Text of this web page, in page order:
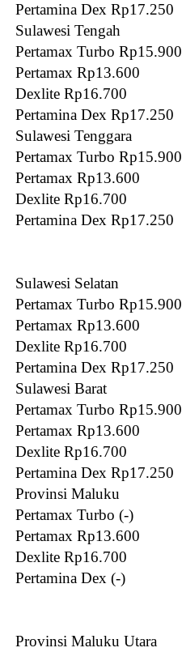
Pertamina Dex Rp17.250
Sulawesi Tengah
Pertamax Turbo Rp15.900
Pertamax Rp13.600
Dexlite Rp16.700
Pertamina Dex Rp17.250
Sulawesi Tenggara
Pertamax Turbo Rp15.900
Pertamax Rp13.600
Dexlite Rp16.700
Pertamina Dex Rp17.250
Sulawesi Selatan
Pertamax Turbo Rp15.900
Pertamax Rp13.600
Dexlite Rp16.700
Pertamina Dex Rp17.250
Sulawesi Barat
Pertamax Turbo Rp15.900
Pertamax Rp13.600
Dexlite Rp16.700
Pertamina Dex Rp17.250
Provinsi Maluku
Pertamax Turbo (-)
Pertamax Rp13.600
Dexlite Rp16.700
Pertamina Dex (-)
Provinsi Maluku Utara